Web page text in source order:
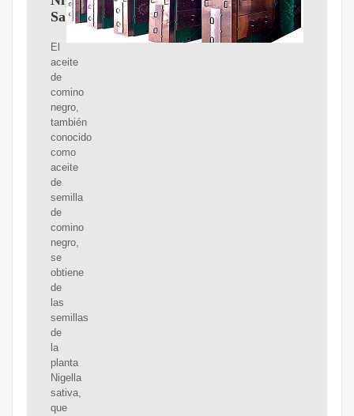
Sativa
El
aceite
de
comino
negro,
también
conocido
como
aceite
de
semilla
de
comino
negro,
se
obtiene
de
las
semillas
de
la
planta
Nigella
sativa,
que